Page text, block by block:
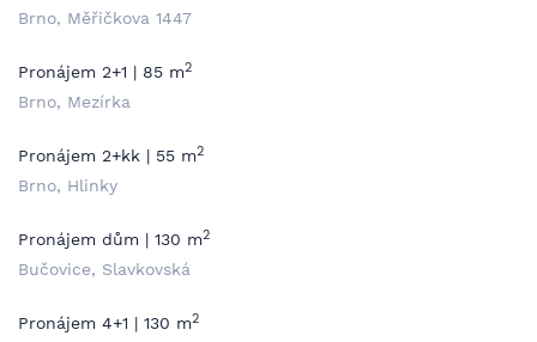
Brno, Měřičkova 1447
Pronájem 2+1 | 85 m2
Brno, Mezírka
Pronájem 2+kk | 55 m2
Brno, Hlinky
Pronájem dům | 130 m2
Bučovice, Slavkovská
Pronájem 4+1 | 130 m2